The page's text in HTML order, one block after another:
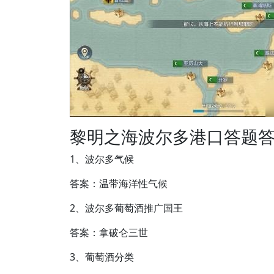
黎明之海波尔多港口答题
1、波尔多气候
答案：温带海洋性气候
2、波尔多葡萄酒推广国王
答案：拿破仑三世
3、葡萄酒分类